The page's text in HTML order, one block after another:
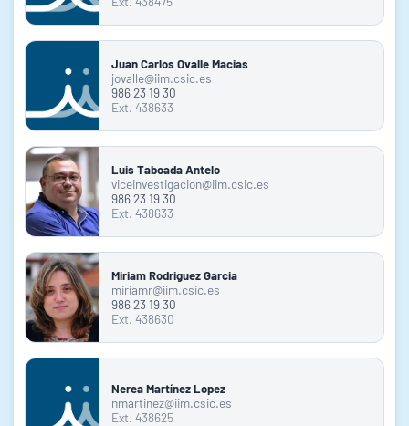
Juan Carlos Ovalle Macias
jovalle@iim.csic.es
986 23 19 30
Ext. 438633
Luis Taboada Antelo
viceinvestigacion@iim.csic.es
986 23 19 30
Ext. 438633
Miriam Rodriguez Garcia
miriamr@iim.csic.es
986 23 19 30
Ext. 438630
Nerea Martínez Lopez
nmartinez@iim.csic.es
Ext. 438625